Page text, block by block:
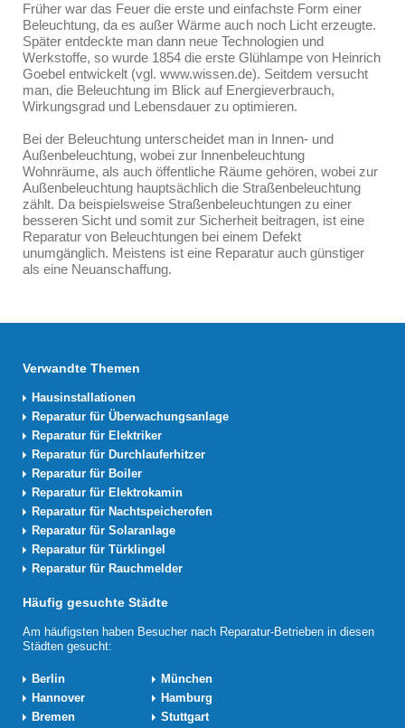
Früher war das Feuer die erste und einfachste Form einer
Beleuchtung, da es außer Wärme auch noch Licht erzeugte.
Später entdeckte man dann neue Technologien und
Werkstoffe, so wurde 1854 die erste Glühlampe von Heinrich
Goebel entwickelt (vgl. www.wissen.de). Seitdem versucht
man, die Beleuchtung im Blick auf Energieverbrauch,
Wirkungsgrad und Lebensdauer zu optimieren.
Bei der Beleuchtung unterscheidet man in Innen- und
Außenbeleuchtung, wobei zur Innenbeleuchtung
Wohnräume, als auch öffentliche Räume gehören, wobei zur
Außenbeleuchtung hauptsächlich die Straßenbeleuchtung
zählt. Da beispielsweise Straßenbeleuchtungen zu einer
besseren Sicht und somit zur Sicherheit beitragen, ist eine
Reparatur von Beleuchtungen bei einem Defekt
unumgänglich. Meistens ist eine Reparatur auch günstiger
als eine Neuanschaffung.
Verwandte Themen
Hausinstallationen
Reparatur für Überwachungsanlage
Reparatur für Elektriker
Reparatur für Durchlauferhitzer
Reparatur für Boiler
Reparatur für Elektrokamin
Reparatur für Nachtspeicherofen
Reparatur für Solaranlage
Reparatur für Türklingel
Reparatur für Rauchmelder
Häufig gesuchte Städte
Am häufigsten haben Besucher nach Reparatur-Betrieben in diesen
Städten gesucht:
Berlin
München
Hannover
Hamburg
Bremen
Stuttgart